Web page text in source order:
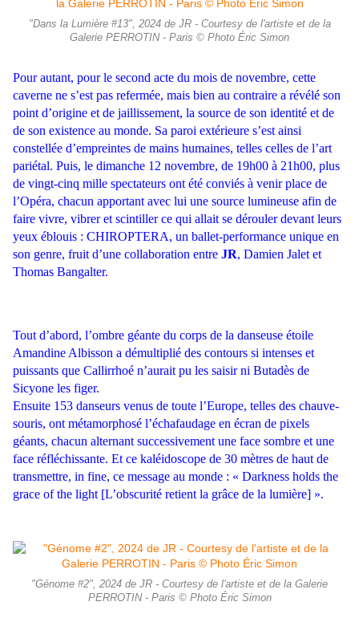
"Dans la Lumière #13", 2024 de JR - Courtesy de l'artiste et de la
Galerie PERROTIN - Paris © Photo Éric Simon
Pour autant, pour le second acte du mois de novembre, cette
caverne ne s’est pas refermée, mais bien au contraire a révélé son
point d’origine et de jaillissement, la source de son identité et de
de son existence au monde. Sa paroi extérieure s’est ainsi
constellée d’empreintes de mains humaines, telles celles de l’art
pariétal. Puis, le dimanche 12 novembre, de 19h00 à 21h00, plus
de vingt-cinq mille spectateurs ont été conviés à venir place de
l’Opéra, chacun apportant avec lui une source lumineuse afin de
faire vivre, vibrer et scintiller ce qui allait se dérouler devant leurs
yeux éblouis : CHIROPTERA, un ballet-performance unique en
son genre, fruit d’une collaboration entre JR, Damien Jalet et
Thomas Bangalter.
Tout d’abord, l’ombre géante du corps de la danseuse étoile
Amandine Albisson a démultiplié des contours si intenses et
puissants que Callirrhoé n’aurait pu les saisir ni Butadès de
Sicyone les figer.
Ensuite 153 danseurs venus de toute l’Europe, telles des chauve-
souris, ont métamorphosé l’échafaudage en écran de pixels
géants, chacun alternant successivement une face sombre et une
face réfléchissante. Et ce kaléidoscope de 30 mètres de haut de
transmettre, in fine, ce message au monde : « Darkness holds the
grace of the light [L’obscurité retient la grâce de la lumière] ».
"Génome #2", 2024 de JR - Courtesy de l'artiste et de la Galerie
PERROTIN - Paris © Photo Éric Simon